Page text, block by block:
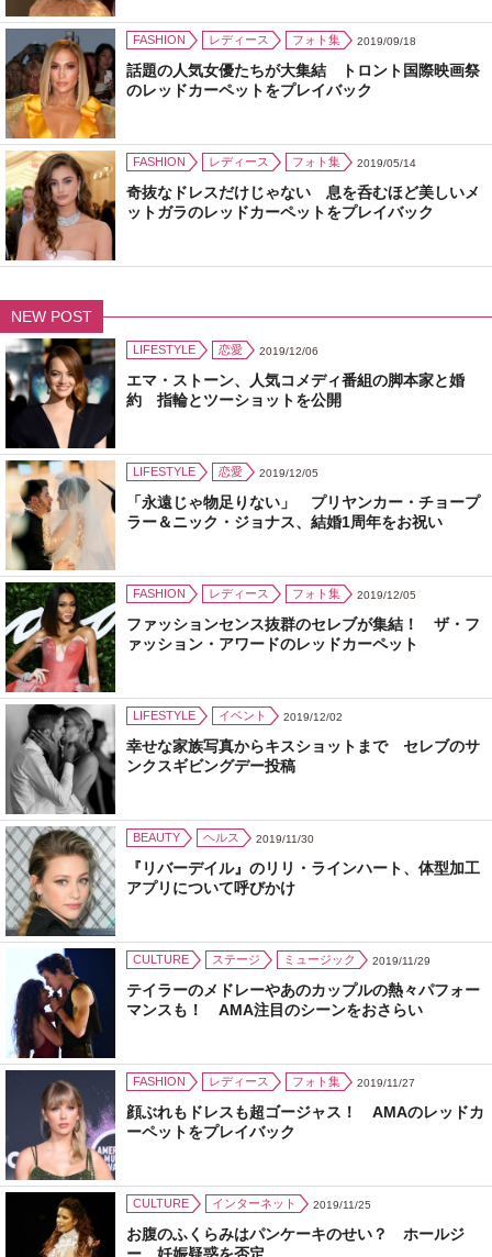
FASHION レディース フォト集 2019/09/18
話題の人気女優たちが大集結 トロント国際映画祭
のレッドカーペットをプレイバック
FASHION レディース フォト集 2019/05/14
奇抜なドレスだけじゃない 息を呑むほど美しいメ
ットガラのレッドカーペットをプレイバック
NEW POST
LIFESTYLE 恋愛 2019/12/06
エマ・ストーン、人気コメディ番組の脚本家と婚
約 指輪とツーショットを公開
LIFESTYLE 恋愛 2019/12/05
「永遠じゃ物足りない」 プリヤンカー・チョープ
ラー＆ニック・ジョナス、結婚1周年をお祝い
FASHION レディース フォト集 2019/12/05
ファッションセンス抜群のセレブが集結！ ザ・フ
ァッション・アワードのレッドカーペット
LIFESTYLE イベント 2019/12/02
幸せな家族写真からキスショットまで セレブのサ
ンクスギビングデー投稿
BEAUTY ヘルス 2019/11/30
『リバーデイル』のリリ・ラインハート、体型加工
アプリについて呼びかけ
CULTURE ステージ ミュージック 2019/11/29
テイラーのメドレーやあのカップルの熱々パフォー
マンスも！ AMA注目のシーンをおさらい
FASHION レディース フォト集 2019/11/27
顔ぶれもドレスも超ゴージャス！ AMAのレッドカ
ーペットをプレイバック
CULTURE インターネット 2019/11/25
お腹のふくらみはパンケーキのせい？ ホールジ